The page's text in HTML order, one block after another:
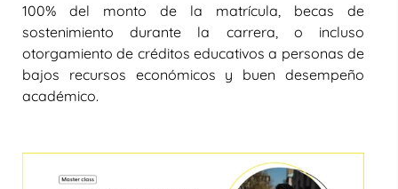
100% del monto de la matrícula, becas de
sostenimiento durante la carrera, o incluso
otorgamiento de créditos educativos a personas de
bajos recursos económicos y buen desempeño
académico.